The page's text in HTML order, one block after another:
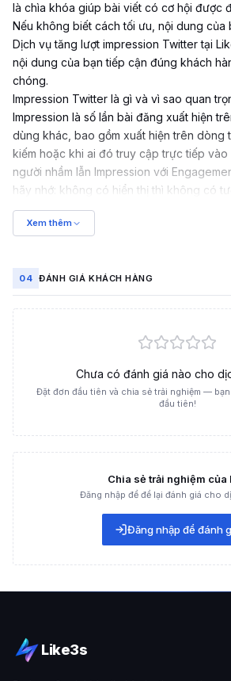
là chìa khóa giúp bài viết có cơ hội được
Nếu không biết cách tối ưu, nội dung của
Dịch vụ tăng lượt impression Twitter tại
nội dung của bạn tiếp cận đúng khách
chóng.
Impression Twitter là gì và vì sao quan
Impression là số lần bài đăng xuất hiện
dùng khác, bao gồm xuất hiện trên dòng
kiếm hoặc khi ai đó truy cập trực tiếp vào
người nhầm lẫn Impression với
hãy nhớ: không có hiển thị thì không có
impression tạo hiệu ứng "tuyết lăn" —
thuật toán càng xác nhận nội dung có giá
nghiệp hay KOL, lượt hiển thị cao đồng
lớn, dễ nhận được hợp đồng quảng cáo.
Xây dựng uy tín:
Tài khoản có hàng
luôn chuyên nghiệp và đáng tin cậy hơn
lượt xem lẻ tẻ.
Impression là chỉ số quyết định sức sống
Đối tượng nào cần dịch vụ tăng impression
tượng:
Cá nhân, doanh nghiệp mới cần bứt phá
ngắn để xây uy tín.
Xem thêm
04 ĐÁNH GIÁ KHÁCH HÀNG
Chưa có đánh giá nào cho
Đặt đơn đầu tiên và chia sẻ trải nghiệm —
đầu tiên!
Chia sẻ trải nghiệm của
Đăng nhập để để lại đánh giá cho
Đăng nhập để đánh
Like3s